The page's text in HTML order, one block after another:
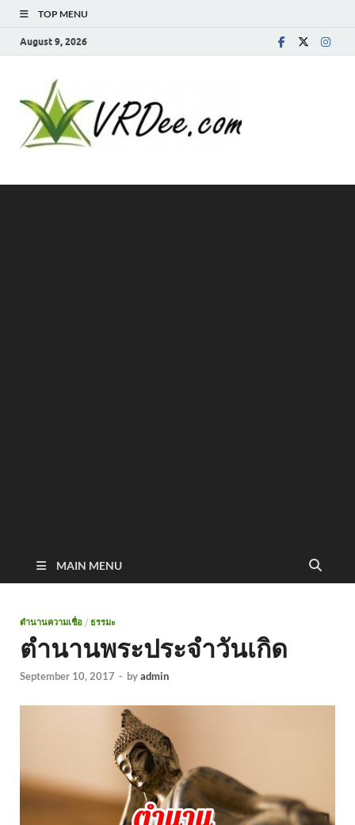
TOP MENU
August 9, 2026
MAIN MENU
ตำนานความเชื่อ / ธรรมะ
ตำนานพระประจำวันเกิด
September 10, 2017 - byadmin